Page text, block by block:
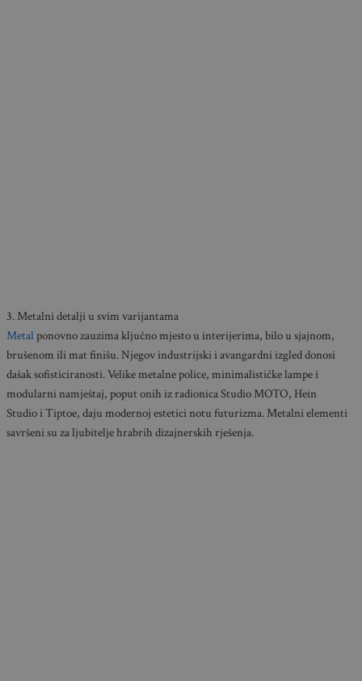
3. Metalni detalji u svim varijantama
Metal ponovno zauzima ključno mjesto u interijerima, bilo u sjajnom,
brušenom ili mat finišu. Njegov industrijski i avangardni izgled donosi
dašak sofisticiranosti. Velike metalne police, minimalističke lampe i
modularni namještaj, poput onih iz radionica Studio MOTO, Hein
Studio i Tiptoe, daju modernoj estetici notu futurizma. Metalni elementi
savršeni su za ljubitelje hrabrih dizajnerskih rješenja.